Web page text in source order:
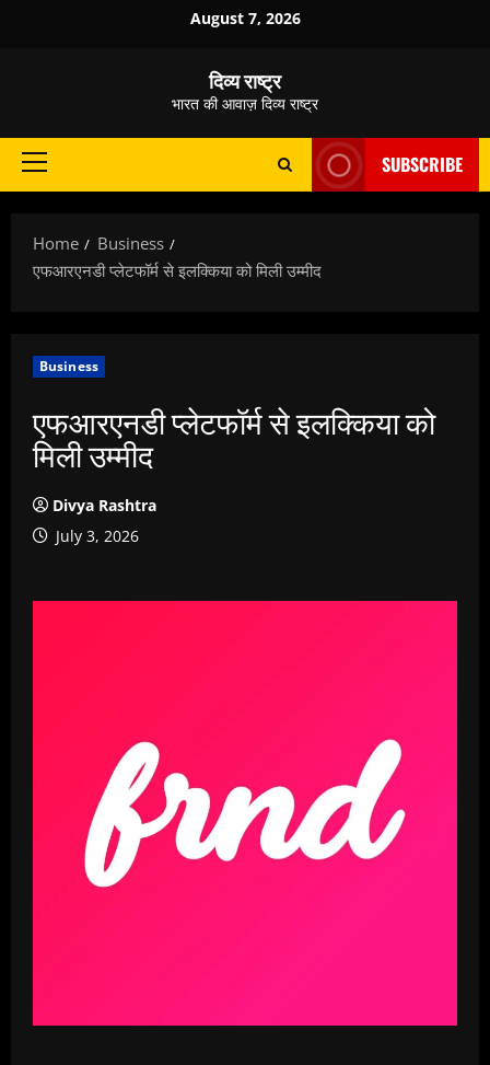
August 7, 2026
दिव्य राष्ट्र
भारत की आवाज़ दिव्य राष्ट्र
Primary
SUBSCRIBE
Home
Business
एफआरएनडी प्लेटफॉर्म से इलक्किया को मिली उम्मीद
Business
एफआरएनडी प्लेटफॉर्म से इलक्किया को
मिली उम्मीद
Divya Rashtra
July 3, 2026